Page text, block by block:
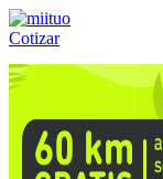
Cotizar
Llámanos al:(55) 84-